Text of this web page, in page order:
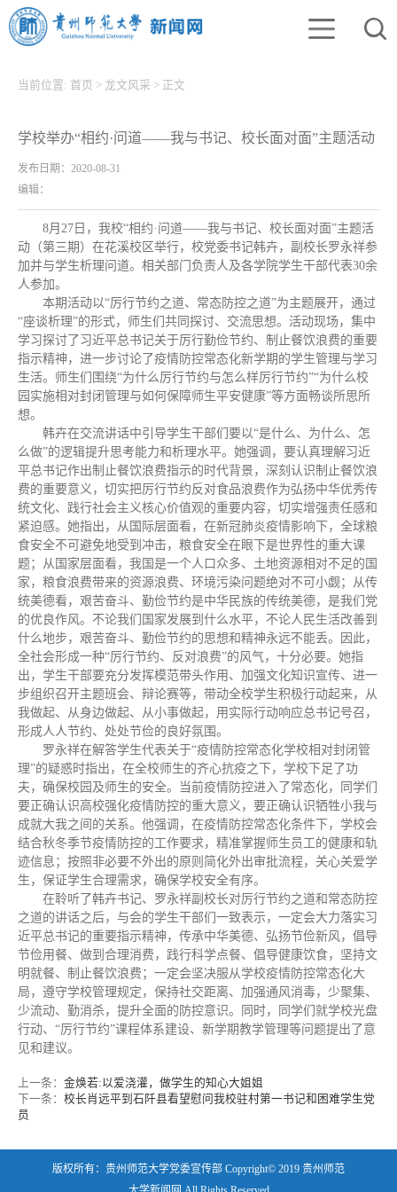
当前位置: 首页 > 龙文风采 > 正文
学校举办“相约·问道——我与书记、校长面对面”主题活动
发布日期：2020-08-31
编辑：
8月27日，我校“相约·问道——我与书记、校长面对面”主题活
动（第三期）在花溪校区举行，校党委书记韩卉，副校长罗永祥参
加并与学生析理问道。相关部门负责人及各学院学生干部代表30余
人参加。
本期活动以“厉行节约之道、常态防控之道”为主题展开，通过
“座谈析理”的形式，师生们共同探讨、交流思想。活动现场，集中
学习探讨了习近平总书记关于厉行勤俭节约、制止餐饮浪费的重要
指示精神，进一步讨论了疫情防控常态化新学期的学生管理与学习
生活。师生们围绕“为什么厉行节约与怎么样厉行节约”“为什么校
园实施相对封闭管理与如何保障师生平安健康”等方面畅谈所思所
想。
韩卉在交流讲话中引导学生干部们要以“是什么、为什么、怎
么做”的逻辑提升思考能力和析理水平。她强调，要认真理解习近
平总书记作出制止餐饮浪费指示的时代背景，深刻认识制止餐饮浪
费的重要意义，切实把厉行节约反对食品浪费作为弘扬中华优秀传
统文化、践行社会主义核心价值观的重要内容，切实增强责任感和
紧迫感。她指出，从国际层面看，在新冠肺炎疫情影响下，全球粮
食安全不可避免地受到冲击，粮食安全在眼下是世界性的重大课
题；从国家层面看，我国是一个人口众多、土地资源相对不足的国
家，粮食浪费带来的资源浪费、环境污染问题绝对不可小觑；从传
统美德看，艰苦奋斗、勤俭节约是中华民族的传统美德，是我们党
的优良作风。不论我们国家发展到什么水平，不论人民生活改善到
什么地步，艰苦奋斗、勤俭节约的思想和精神永远不能丢。因此，
全社会形成一种“厉行节约、反对浪费”的风气，十分必要。她指
出，学生干部要充分发挥模范带头作用、加强文化知识宣传、进一
步组织召开主题班会、辩论赛等，带动全校学生积极行动起来，从
我做起、从身边做起、从小事做起，用实际行动响应总书记号召，
形成人人节约、处处节俭的良好氛围。
罗永祥在解答学生代表关于“疫情防控常态化学校相对封闭管
理”的疑惑时指出，在全校师生的齐心抗疫之下，学校下足了功
夫，确保校园及师生的安全。当前疫情防控进入了常态化，同学们
要正确认识高校强化疫情防控的重大意义，要正确认识牺牲小我与
成就大我之间的关系。他强调，在疫情防控常态化条件下，学校会
结合秋冬季节疫情防控的工作要求，精准掌握师生员工的健康和轨
迹信息；按照非必要不外出的原则简化外出审批流程，关心关爱学
生，保证学生合理需求，确保学校安全有序。
在聆听了韩卉书记、罗永祥副校长对厉行节约之道和常态防控
之道的讲话之后，与会的学生干部们一致表示，一定会大力落实习
近平总书记的重要指示精神，传承中华美德、弘扬节俭新风，倡导
节俭用餐、做到合理消费，践行科学点餐、倡导健康饮食，坚持文
明就餐、制止餐饮浪费；一定会坚决服从学校疫情防控常态化大
局，遵守学校管理规定，保持社交距离、加强通风消毒，少聚集、
少流动、勤消杀，提升全面的防控意识。同时，同学们就学校光盘
行动、“厉行节约”课程体系建设、新学期教学管理等问题提出了意
见和建议。
上一条： 金焕若:以爱浇灌，做学生的知心大姐姐
下一条： 校长肖远平到石阡县看望慰问我校驻村第一书记和困难学生党
员
版权所有：贵州师范大学党委宣传部 Copyright© 2019 贵州师范